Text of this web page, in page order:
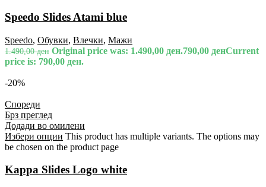
Speedo Slides Atami blue
Speedo, Обувки, Влечки, Мажи
1.490,00ден Original price was: 1.490,00 ден.790,00 денCurrent
price is: 790,00 ден.
-20%
Спореди
Брз преглед
Додади во омилени
Избери опции This product has multiple variants. The options may
be chosen on the product page
Kappa Slides Logo white